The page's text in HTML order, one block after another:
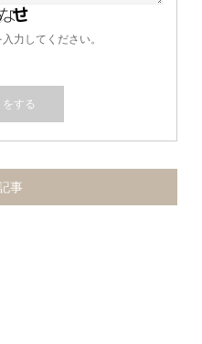
力してください。
事